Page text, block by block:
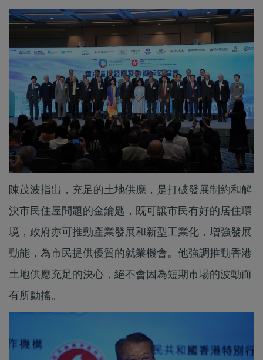
陳茂波指出，充足的土地供應，是打破發展制約和解
決市民住屋問題的金鑰匙，既可讓市民有好的居住環
境，政府亦可推動產業發展和新型工業化，增強發展
動能，為市民提供優質的就業機會。他強調推動香港
土地供應充足的決心，絕不會因為短期市場的波動而
有所動搖。